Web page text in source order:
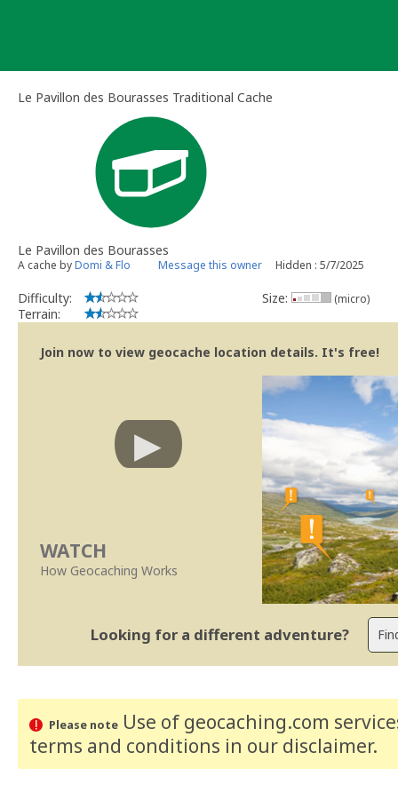
Le Pavillon des Bourasses Traditional Cache
Le Pavillon des Bourasses
A cache byDomi & Flo Message this owner Hidden : 5/7/2025
Difficulty:
Terrain:
Size: (micro)
Join now to view geocache location details. It's free!
WATCH
How Geocaching Works
Looking for a different adventure?
Please noteUse of geocaching.com
terms and conditions in our disclaimer.